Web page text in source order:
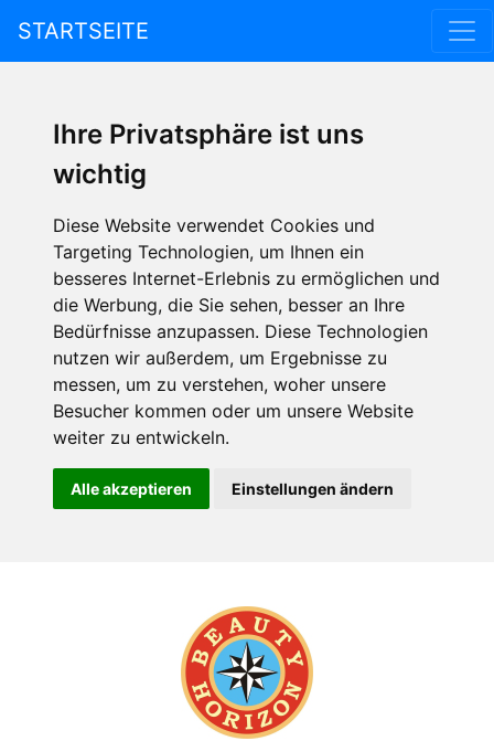
Ihre Privatsphäre ist uns
wichtig
Diese Website verwendet Cookies und
Targeting Technologien, um Ihnen ein
besseres Internet-Erlebnis zu ermöglichen und
die Werbung, die Sie sehen, besser an Ihre
Bedürfnisse anzupassen. Diese Technologien
nutzen wir außerdem, um Ergebnisse zu
messen, um zu verstehen, woher unsere
Besucher kommen oder um unsere Website
weiter zu entwickeln.
Alle akzeptieren Einstellungen ändern
STARTSEITE